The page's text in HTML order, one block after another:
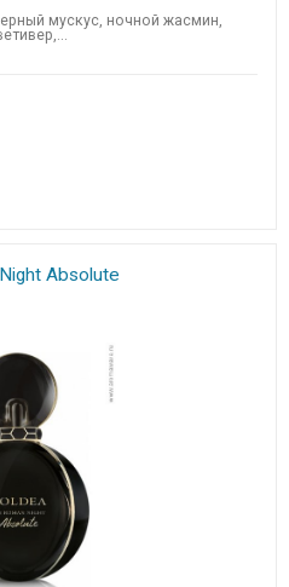
мускус, ночной жасмин,
Absolute